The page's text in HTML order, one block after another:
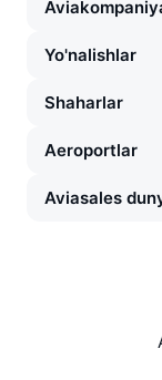
Yo'nalishlar
Shaharlar
Aeroportlar
Aviasales